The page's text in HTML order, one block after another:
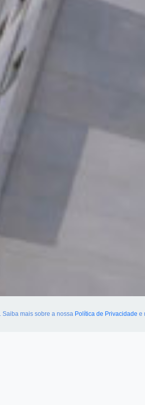
mais sobre a nossa Política de Privacidade e